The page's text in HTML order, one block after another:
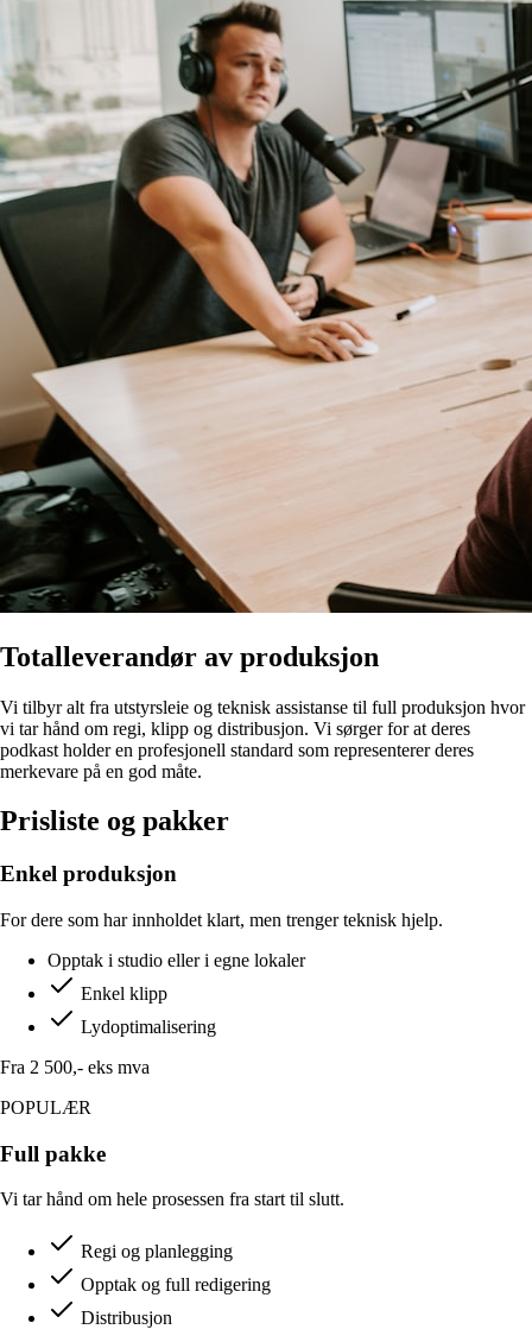
Totalleverandør av produksjon
Vi tilbyr alt fra utstyrsleie og teknisk assistanse til full produksjon hvor
vi tar hånd om regi, klipp og distribusjon. Vi sørger for at deres
podkast holder en profesjonell standard som representerer deres
merkevare på en god måte.
Prisliste og pakker
Enkel produksjon
For dere som har innholdet klart, men trenger teknisk hjelp.
Opptak i studio eller i egne lokaler
Enkel klipp
Lydoptimalisering
Fra 2 500,- eks mva
POPULÆR
Full pakke
Vi tar hånd om hele prosessen fra start til slutt.
Regi og planlegging
Opptak og full redigering
Distribusjon